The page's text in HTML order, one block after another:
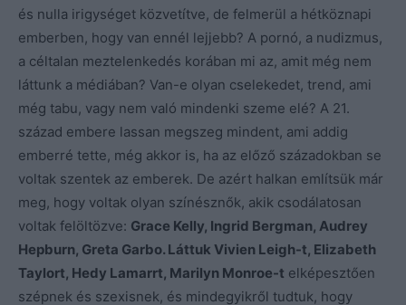
és nulla irigységet közvetítve, de felmerül a hétköznapi
emberben, hogy van ennél lejjebb? A pornó, a nudizmus,
a céltalan meztelenkedés korában mi az, amit még nem
láttunk a médiában? Van-e olyan cselekedet, trend, ami
még tabu, vagy nem való mindenki szeme elé? A 21.
század embere lassan megszeg mindent, ami addig
emberré tette, még akkor is, ha az előző századokban se
voltak szentek az emberek. De azért halkan említsük már
meg, hogy voltak olyan színésznők, akik csodálatosan
voltak felöltözve: Grace Kelly, Ingrid Bergman, Audrey
Hepburn, Greta Garbo. Láttuk Vivien Leigh-t, Elizabeth
Taylort, Hedy Lamarrt, Marilyn Monroe-t elképesztően
szépnek és szexisnek, és mindegyikről tudtuk, hogy